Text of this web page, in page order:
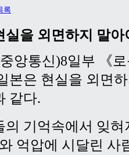
록
실을 외면하지 말아
앙통신)8일부 《
본은 현실을 외면
같다.
의 기억속에서 잊
억압에 시달린 사